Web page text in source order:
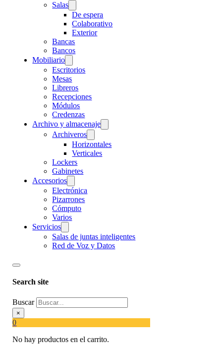
Salas
De espera
Colaborativo
Exterior
Bancas
Bancos
Mobiliario
Escritorios
Mesas
Libreros
Recepciones
Módulos
Credenzas
Archivo y almacenaje
Archiveros
Horizontales
Verticales
Lockers
Gabinetes
Accesorios
Electrónica
Pizarrones
Cómputo
Varios
Servicios
Salas de juntas inteligentes
Red de Voz y Datos
Search site
Buscar
×
0
No hay productos en el carrito.